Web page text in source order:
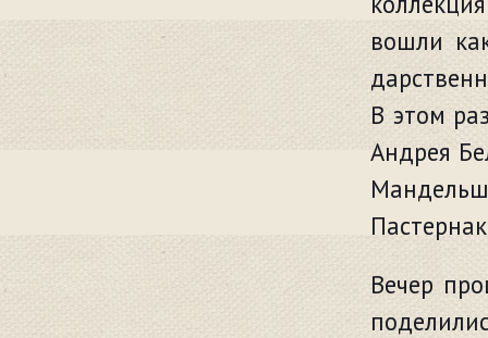
вошли
В этом
Андрея
Вечер